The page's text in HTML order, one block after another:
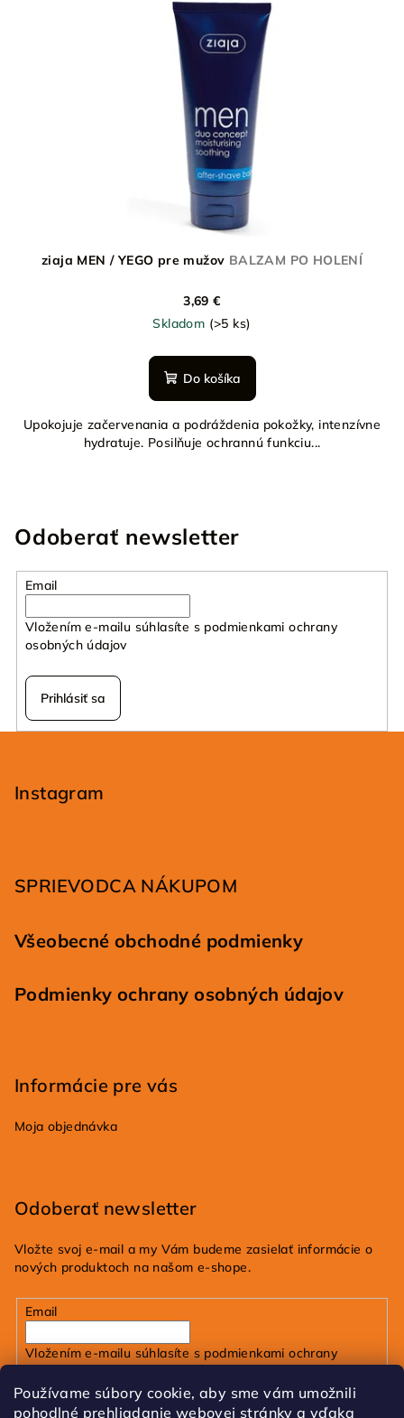
Používame súbory cookie, aby sme vám umožnili
pohodlné prehliadanie webovej stránky a vďaka
ziaja MEN / YEGO pre mužov BALZAM PO HOLENÍ
3,69 €
Skladom (>5 ks)
Do košíka
Upokojuje začervenania a podráždenia pokožky, intenzívne
hydratuje. Posilňuje ochrannú funkciu...
Odoberať newsletter
Email
Vložením e-mailu súhlasíte s podmienkami ochrany
osobných údajov
Prihlásiť sa
Instagram
SPRIEVODCA NÁKUPOM
Všeobecné obchodné podmienky
Podmienky ochrany osobných údajov
Informácie pre vás
Moja objednávka
Odoberať newsletter
Vložte svoj e-mail a my Vám budeme zasielať informácie o
nových produktoch na našom e-shope.
Email
Vložením e-mailu súhlasíte s podmienkami ochrany